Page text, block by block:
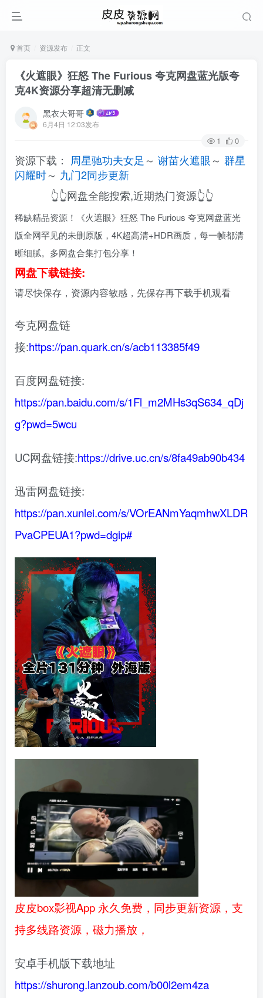
首页 资源发布 正文
《火遮眼》狂怒 The Furious 夸克网盘蓝光版夸
克4K资源分享超清无删减
黑衣大哥哥
6月4日 12:03发布
1 0
资源下载： 周星驰功夫女足 ～ 谢苗火遮眼～ 群星
闪耀时～ 九门2同步更新
👆👆网盘全能搜索,近期热门资源👆👆
稀缺精品资源！《火遮眼》狂怒 The Furious 夸克网盘蓝光
版全网罕见的未删原版，4K超高清+HDR画质，每一帧都清
晰细腻。多网盘合集打包分享！
网盘下载链接:
请尽快保存，资源内容敏感，先保存再下载手机观看
夸克网盘链
接:https://pan.quark.cn/s/acb113385f49
百度网盘链接:
https://pan.baidu.com/s/1Fl_m2MHs3qS634_qDj
g?pwd=5wcu
UC网盘链接:https://drive.uc.cn/s/8fa49ab90b434
迅雷网盘链接:
https://pan.xunlei.com/s/VOrEANmYaqmhwXLDR
PvaCPEUA1?pwd=dgip#
皮皮box影视App 永久免费，同步更新资源，支
持多线路资源，磁力播放，
安卓手机版下载地址
https://shurong.lanzoub.com/b00l2em4za